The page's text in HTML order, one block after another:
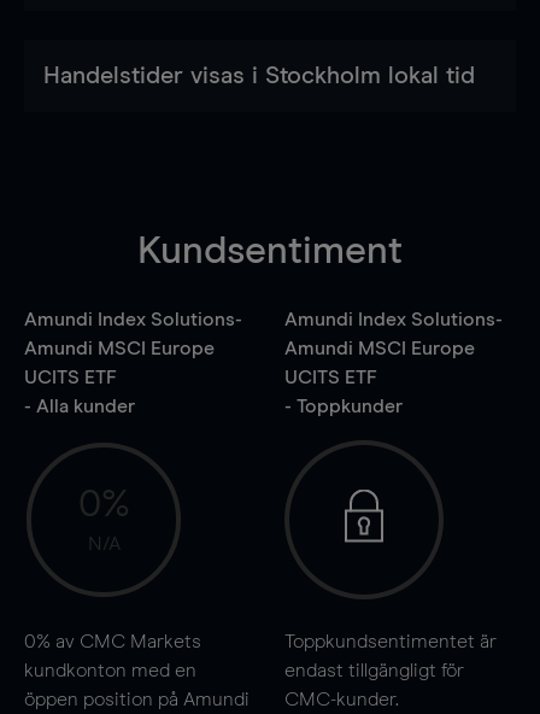
Handelstider visas i Stockholm lokal tid
Kundsentiment
Amundi Index Solutions-
Amundi MSCI Europe
UCITS ETF
- Alla kunder
0%
N/A
0% av CMC Markets
kundkonton med en
öppen position på Amundi
Amundi Index Solutions-
Amundi MSCI Europe
UCITS ETF
- Toppkunder
Toppkundsentimentet är
endast tillgängligt för
CMC-kunder.